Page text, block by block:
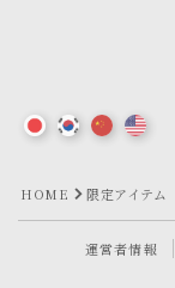
HOME 限定アイテム
運営者情報